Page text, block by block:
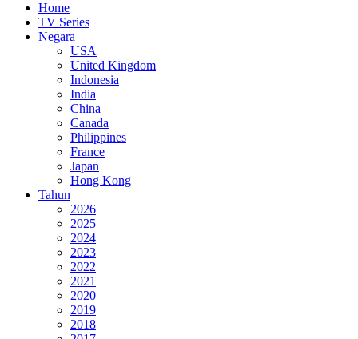
Home
TV Series
Negara
USA
United Kingdom
Indonesia
India
China
Canada
Philippines
France
Japan
Hong Kong
Tahun
2026
2025
2024
2023
2022
2021
2020
2019
2018